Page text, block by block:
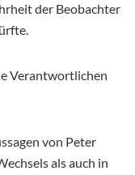
der Beobachter
Verantwortlichen
von Peter
als auch in